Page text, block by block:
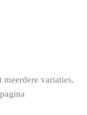
variaties.